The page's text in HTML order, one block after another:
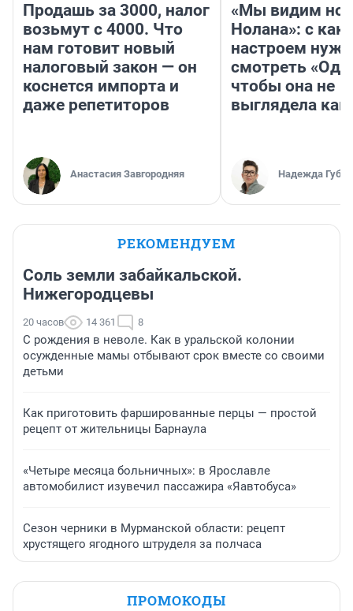
Продашь за 3000, налог
возьмут с 4000. Что
нам готовит новый
налоговый закон — он
коснется импорта и
даже репетиторов
Анастасия Завгородняя
«Мы видим
Нолана»: с
настроем
смотреть
чтобы она не
выглядела как
Надежда
РЕКОМЕНДУЕМ
Соль земли забайкальской.
Нижегородцевы
20 часов 14 361 8
С рождения в неволе. Как в уральской колонии
осужденные мамы отбывают срок вместе со своими
детьми
Как приготовить фаршированные перцы — простой
рецепт от жительницы Барнаула
«Четыре месяца больничных»: в Ярославле
автомобилист изувечил пассажира «Яавтобуса»
Сезон черники в Мурманской области: рецепт
хрустящего ягодного штруделя за полчаса
ПРОМОКОДЫ